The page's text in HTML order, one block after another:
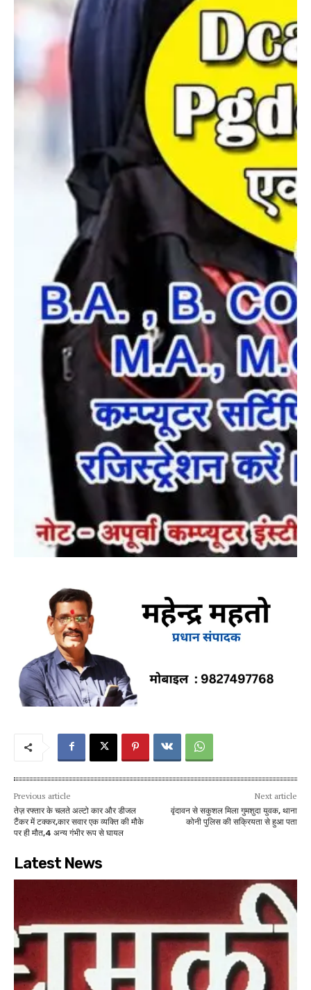
Previous article
तेज़ रफ्तार के चलते अल्टो कार और डीजल
टैंकर में टक्कर,कार सवार एक व्यक्ति की मौके
पर ही मौत,4 अन्य गंभीर रूप से घायल
Next article
वृंदावन से सकुशल मिला गुमशुदा युवक, थाना
कोनी पुलिस की सक्रियता से हुआ पता
Latest News